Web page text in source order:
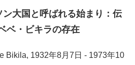
大国と呼ばれる始まり： 伝
ベ・ビキラの存在
Bikila, 1932年8月7日 - 1973年10